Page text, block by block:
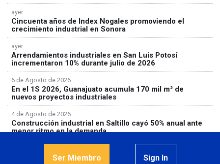
ayer
Cincuenta años de Index Nogales promoviendo el
crecimiento industrial en Sonora
ayer
Arrendamientos industriales en San Luis Potosí
incrementaron 10% durante julio de 2026
6 de Agosto de 2026
En el 1S 2026, Guanajuato acumula 170 mil m² de
nuevos proyectos industriales
4 de Agosto de 2026
Construcción industrial en Saltillo cayó 50% anual ante
menor ritmo en la demanda
Ser Miembro Sign In